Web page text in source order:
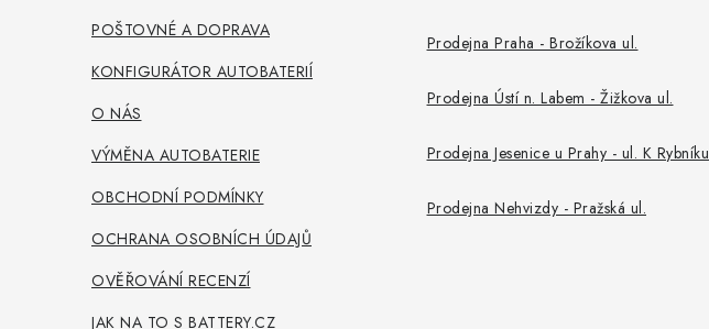
POŠTOVNÉ A DOPRAVA
KONFIGURÁTOR AUTOBATERIÍ
O NÁS
VÝMĚNA AUTOBATERIE
OBCHODNÍ PODMÍNKY
OCHRANA OSOBNÍCH ÚDAJŮ
OVĚŘOVÁNÍ RECENZÍ
JAK NA TO S BATTERY.CZ
Prodejna Praha - Brožíkova ul.
Prodejna Ústí n. Labem - Žižkova ul.
Prodejna Jesenice u Prahy - ul. K Rybníku
Prodejna Nehvizdy - Pražská ul.